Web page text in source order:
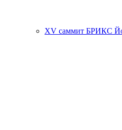
XV саммит БРИКС